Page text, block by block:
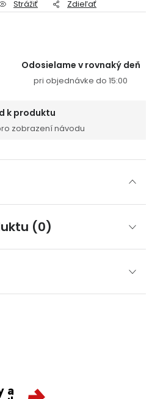
Strážiť Zdieľať
Odosielame v rovnaký deň
pri objednávke do 15:00
k produktu
zobrazení návodu
(0)
a